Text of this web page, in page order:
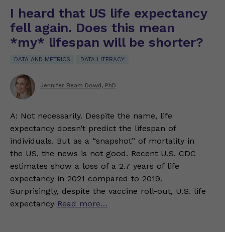
I heard that US life expectancy
fell again. Does this mean
*my* lifespan will be shorter?
DATA AND METRICS DATA LITERACY
Jennifer Beam Dowd, PhD
A: Not necessarily. Despite the name, life
expectancy doesn’t predict the lifespan of
individuals. But as a “snapshot” of mortality in
the US, the news is not good. Recent U.S. CDC
estimates show a loss of a 2.7 years of life
expectancy in 2021 compared to 2019.
Surprisingly, despite the vaccine roll-out, U.S. life
expectancy Read more…